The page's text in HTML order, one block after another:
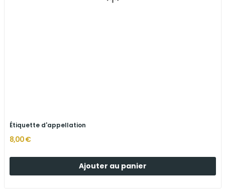
Étiquette d'appellation
8,00 €
Ajouter au panier